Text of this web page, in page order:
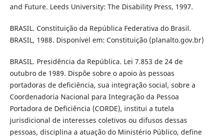
and Future. Leeds University: The Disability Press, 1997.
BRASIL. Constituição da República Federativa do Brasil.
BRASIL, 1988. Disponível em: Constituição (planalto.gov.br)
BRASIL. Presidência da República. Lei 7.853 de 24 de
outubro de 1989. Dispõe sobre o apoio às pessoas
portadoras de deficiência, sua integração social, sobre a
Coordenadoria Nacional para Integração da Pessoa
Portadora de Deficiência (CORDE), institui a tutela
jurisdicional de interesses coletivos ou difusos dessas
pessoas, disciplina a atuação do Ministério Público, define